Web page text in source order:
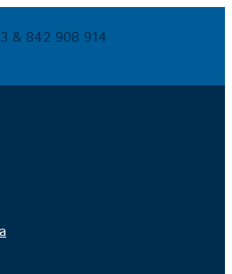
& 842 908 914